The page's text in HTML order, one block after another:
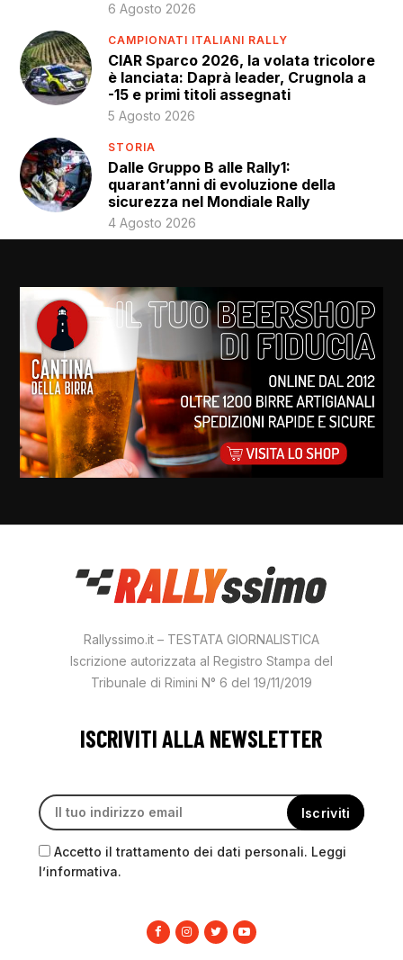
6 Agosto 2026
CAMPIONATI ITALIANI RALLY
CIAR Sparco 2026, la volata tricolore
è lanciata: Daprà leader, Crugnola a
-15 e primi titoli assegnati
5 Agosto 2026
STORIA
Dalle Gruppo B alle Rally1:
quarant’anni di evoluzione della
sicurezza nel Mondiale Rally
4 Agosto 2026
Rallyssimo.it – TESTATA GIORNALISTICA
Iscrizione autorizzata al Registro Stampa del
Tribunale di Rimini N° 6 del 19/11/2019
ISCRIVITI ALLA NEWSLETTER
Accetto il trattamento dei dati personali. Leggi
l’informativa.